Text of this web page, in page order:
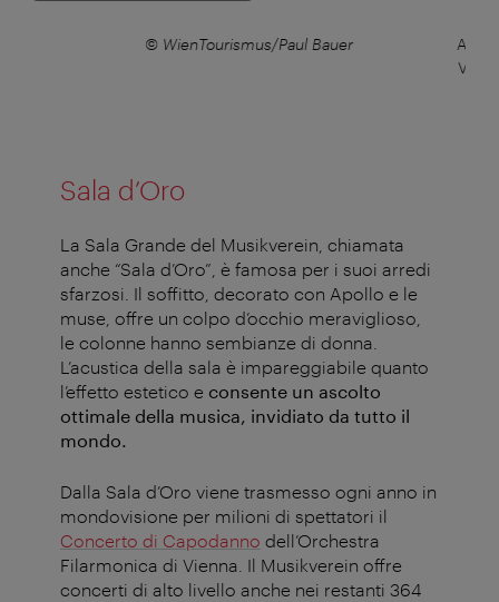
© WienTourismus/Paul Bauer
Sala d’Oro
La Sala Grande del Musikverein, chiamata
anche “Sala d’Oro”, è famosa per i suoi arredi
sfarzosi. Il soffitto, decorato con Apollo e le
muse, offre un colpo d’occhio meraviglioso,
le colonne hanno sembianze di donna.
L’acustica della sala è impareggiabile quanto
l’effetto estetico e consente un ascolto
ottimale della musica, invidiato da tutto il
mondo.
Dalla Sala d’Oro viene trasmesso ogni anno in
mondovisione per milioni di spettatori il
Concerto di Capodanno dell’Orchestra
Filarmonica di Vienna. Il Musikverein offre
concerti di alto livello anche nei restanti 364